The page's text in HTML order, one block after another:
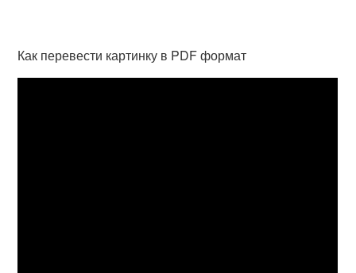
Как перевести картинку в PDF формат